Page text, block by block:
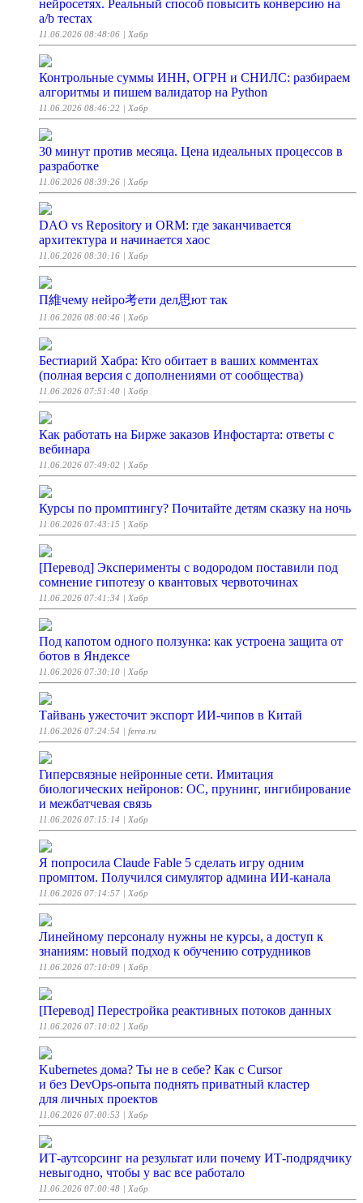
нейросетях. Реальный способ повысить конверсию на
a/b тестах
11.06.2026 08:48:06 | Хабр
Контрольные суммы ИНН, ОГРН и СНИЛС: разбираем
алгоритмы и пишем валидатор на Python
11.06.2026 08:46:22 | Хабр
30 минут против месяца. Цена идеальных процессов в
разработке
11.06.2026 08:39:26 | Хабр
DAO vs Repository и ORM: где заканчивается
архитектура и начинается хаос
11.06.2026 08:30:16 | Хабр
П維чему нейро考ети дел思ют так
11.06.2026 08:00:46 | Хабр
Бестиарий Хабра: Кто обитает в ваших комментах
(полная версия с дополнениями от сообщества)
11.06.2026 07:51:40 | Хабр
Как работать на Бирже заказов Инфостарта: ответы с
вебинара
11.06.2026 07:49:02 | Хабр
Курсы по промптингу? Почитайте детям сказку на ночь
11.06.2026 07:43:15 | Хабр
[Перевод] Эксперименты с водородом поставили под
сомнение гипотезу о квантовых червоточинах
11.06.2026 07:41:34 | Хабр
Под капотом одного ползунка: как устроена защита от
ботов в Яндексе
11.06.2026 07:30:10 | Хабр
Тайвань ужесточит экспорт ИИ-чипов в Китай
11.06.2026 07:24:54 | ferra.ru
Гиперсвязные нейронные сети. Имитация
биологических нейронов: ОС, прунинг, ингибирование
и межбатчевая связь
11.06.2026 07:15:14 | Хабр
Я попросила Claude Fable 5 сделать игру одним
промптом. Получился симулятор админа ИИ-канала
11.06.2026 07:14:57 | Хабр
Линейному персоналу нужны не курсы, а доступ к
знаниям: новый подход к обучению сотрудников
11.06.2026 07:10:09 | Хабр
[Перевод] Перестройка реактивных потоков данных
11.06.2026 07:10:02 | Хабр
Kubernetes дома? Ты не в себе? Как с Cursor
и без DevOps-опыта поднять приватный кластер
для личных проектов
11.06.2026 07:00:53 | Хабр
ИТ-аутсорсинг на результат или почему ИТ-подрядчику
невыгодно, чтобы у вас все работало
11.06.2026 07:00:48 | Хабр